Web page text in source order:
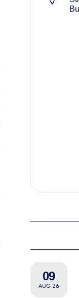
09
AUG 26